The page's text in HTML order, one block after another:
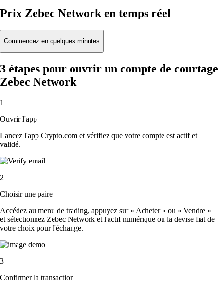
Prix Zebec Network en temps réel
Commencez en quelques minutes
3 étapes pour ouvrir un compte de courtage
Zebec Network
1
Ouvrir l'app
Lancez l'app Crypto.com et vérifiez que votre compte est actif et
validé.
2
Choisir une paire
Accédez au menu de trading, appuyez sur « Acheter » ou « Vendre »
et sélectionnez Zebec Network et l'actif numérique ou la devise fiat de
votre choix pour l'échange.
3
Confirmer la transaction